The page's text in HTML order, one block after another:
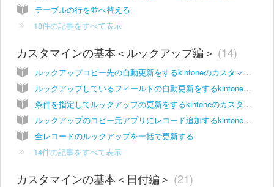
テーブルの行を並べ替える
18件の記事をすべて表示
カスタマインの基本＜ルックアップ編＞ 14
ルックアップコピー先の自動更新をするkintoneのカスタマイズ
ルックアップしているフィールドの自動更新をするkintoneのカスタマイズ
条件を指定してルックアップの更新をするkintoneのカスタマイズ
ルックアップのコピー元アプリにレコード追加するkintoneのカスタマイズ
全レコードのルックアップを一括で更新する
14件の記事をすべて表示
カスタマインの基本＜日付編＞ 21